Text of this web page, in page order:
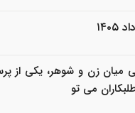
میان زن و شوهر، یکی از
می تو